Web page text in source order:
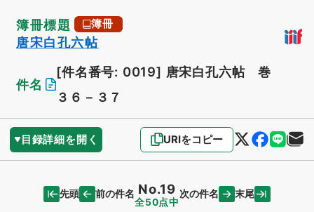
簿冊標題 簿冊
唐宋白孔六帖
件名
[件名番号: 0019] 唐宋白孔六帖 巻
３６－３７
目録詳細を開く URIをコピー
先頭 前の件名 No.19
全50点中
次の件名 末尾